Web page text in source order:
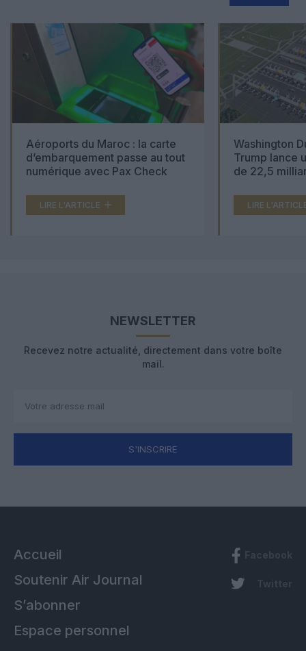
Aéroports du Maroc : la carte
d’embarquement passe au tout
numérique avec Pax Check
LIRE L'ARTICLE
Washington
Trump lance
de 22,5
LIRE
NEWSLETTER
Recevez notre actualité, directement dans votre boîte
mail.
S'INSCRIRE
Accueil
Soutenir Air Journal
S’abonner
Espace personnel